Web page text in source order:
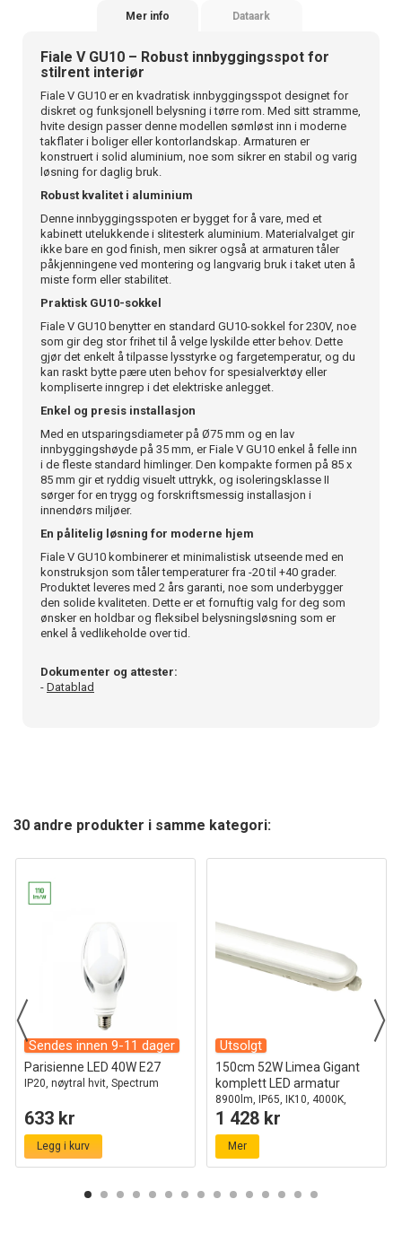
Mer info Dataark
Fiale V GU10 – Robust innbyggingsspot for
stilrent interiør
Fiale V GU10 er en kvadratisk innbyggingsspot designet for
diskret og funksjonell belysning i tørre rom. Med sitt stramme,
hvite design passer denne modellen sømløst inn i moderne
takflater i boliger eller kontorlandskap. Armaturen er
konstruert i solid aluminium, noe som sikrer en stabil og varig
løsning for daglig bruk.
Robust kvalitet i aluminium
Denne innbyggingsspoten er bygget for å vare, med et
kabinett utelukkende i slitesterk aluminium. Materialvalget gir
ikke bare en god finish, men sikrer også at armaturen tåler
påkjenningene ved montering og langvarig bruk i taket uten å
miste form eller stabilitet.
Praktisk GU10-sokkel
Fiale V GU10 benytter en standard GU10-sokkel for 230V, noe
som gir deg stor frihet til å velge lyskilde etter behov. Dette
gjør det enkelt å tilpasse lysstyrke og fargetemperatur, og du
kan raskt bytte pære uten behov for spesialverktøy eller
kompliserte inngrep i det elektriske anlegget.
Enkel og presis installasjon
Med en utsparingsdiameter på Ø75 mm og en lav
innbyggingshøyde på 35 mm, er Fiale V GU10 enkel å felle inn
i de fleste standard himlinger. Den kompakte formen på 85 x
85 mm gir et ryddig visuelt uttrykk, og isoleringsklasse II
sørger for en trygg og forskriftsmessig installasjon i
innendørs miljøer.
En pålitelig løsning for moderne hjem
Fiale V GU10 kombinerer et minimalistisk utseende med en
konstruksjon som tåler temperaturer fra -20 til +40 grader.
Produktet leveres med 2 års garanti, noe som underbygger
den solide kvaliteten. Dette er et fornuftig valg for deg som
ønsker en holdbar og fleksibel belysningsløsning som er
enkel å vedlikeholde over tid.
Dokumenter og attester:
- Datablad
30 andre produkter i samme kategori:
Sendes innen 9-11 dager
Parisienne LED 40W E27
IP20, nøytral hvit, Spectrum
633 kr
Legg i kurv
Utsolgt
150cm 52W Limea Gigant
komplett LED armatur
8900lm, IP65, IK10, 4000K,
gjennomkoblet
1 428 kr
Mer